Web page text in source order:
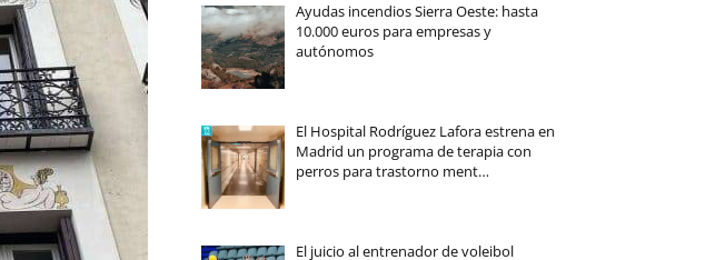
Ayudas incendios Sierra Oeste: hasta
10.000 euros para empresas y
autónomos
El Hospital Rodríguez Lafora estrena en
Madrid un programa de terapia con
perros para trastorno ment…
El juicio al entrenador de voleibol